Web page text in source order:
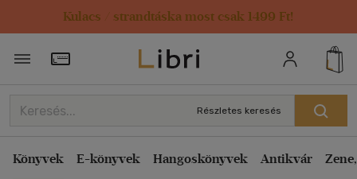
Kulacs / strandtáska most csak 1499 Ft!
Törzsvásárlói Kártya adatai
Részletes keresés
Könyvek E-könyvek Hangoskönyvek Antikvár